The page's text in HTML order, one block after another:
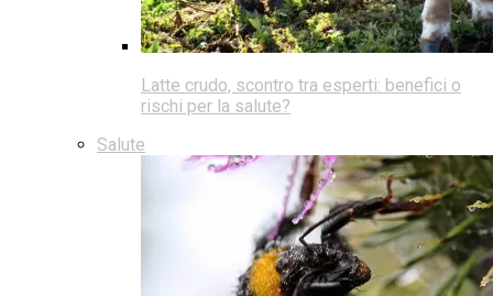
Latte crudo, scontro tra esperti: benefici o
rischi per la salute?
Salute